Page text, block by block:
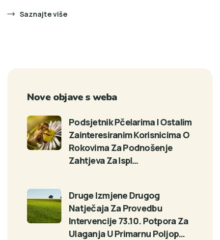
Saznajte više
Nove objave s weba
Podsjetnik Pčelarima I Ostalim
Zainteresiranim Korisnicima O
Rokovima Za Podnošenje
Zahtjeva Za Ispl…
Druge Izmjene Drugog
Natječaja Za Provedbu
Intervencije 73.10. Potpora Za
Ulaganja U Primarnu Poljop…